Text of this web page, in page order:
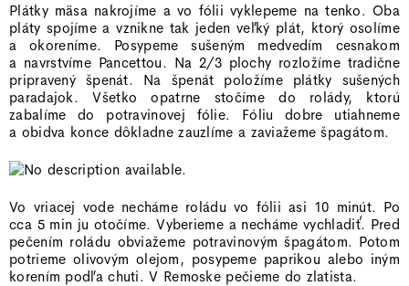
Plátky mäsa nakrojíme a vo fólii vyklepeme na tenko. Oba
pláty spojíme a vznikne tak jeden veľký plát, ktorý osolíme
a okoreníme. Posypeme sušeným medvedím cesnakom
a navrstvíme Pancettou. Na 2/3 plochy rozložíme tradične
pripravený špenát. Na špenát položíme plátky sušených
paradajok. Všetko opatrne stočíme do rolády, ktorú
zabalíme do potravinovej fólie. Fóliu dobre utiahneme
a obidva konce dôkladne zauzlíme a zaviažeme špagátom.
Vo vriacej vode necháme roládu vo fólii asi 10 minút. Po
cca 5 min ju otočíme. Vyberieme a necháme vychladiť. Pred
pečením roládu obviažeme potravinovým špagátom. Potom
potrieme olivovým olejom, posypeme paprikou alebo iným
korením podľa chuti. V Remoske pečieme do zlatista.